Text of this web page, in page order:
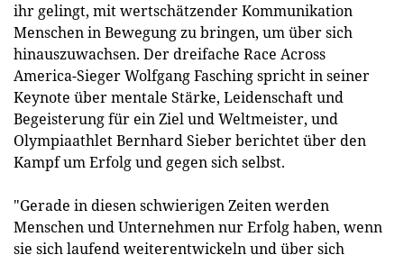
ihr gelingt, mit wertschätzender Kommunikation
Menschen in Bewegung zu bringen, um über sich
hinauszuwachsen. Der dreifache Race Across
America-Sieger Wolfgang Fasching spricht in seiner
Keynote über mentale Stärke, Leidenschaft und
Begeisterung für ein Ziel und Weltmeister, und
Olympiaathlet Bernhard Sieber berichtet über den
Kampf um Erfolg und gegen sich selbst.
"Gerade in diesen schwierigen Zeiten werden
Menschen und Unternehmen nur Erfolg haben, wenn
sie sich laufend weiterentwickeln und über sich